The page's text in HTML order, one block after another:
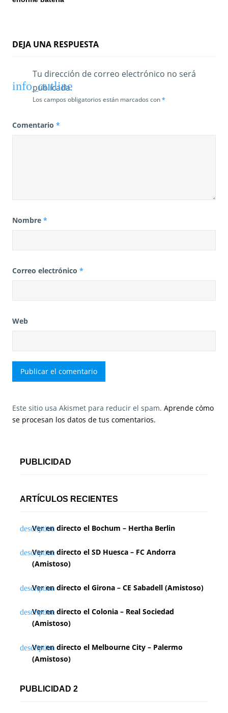
d
DEJA UNA RESPUESTA
Tu dirección de correo electrónico no será
publicada.
Los campos obligatorios están marcados con*
Comentario *
Nombre *
Correo electrónico *
Web
Este sitio usa Akismet para reducir el spam. Aprende cómo
se procesan los datos de tus comentarios.
PUBLICIDAD
ARTÍCULOS RECIENTES
Ver en directo el Bochum – Hertha Berlin
Ver en directo el SD Huesca – FC Andorra
(Amistoso)
Ver en directo el Girona – CE Sabadell (Amistoso)
Ver en directo el Colonia – Real Sociedad
(Amistoso)
Ver en directo el Melbourne City – Palermo
(Amistoso)
PUBLICIDAD 2